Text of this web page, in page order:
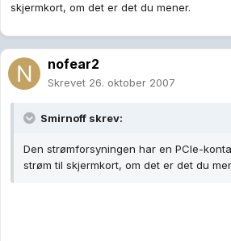
skjermkort, om det er det du mener.
nofear2
Skrevet 26. oktober 2007
Smirnoff skrev:
Den strømforsyningen har en PCIe-
strøm til skjermkort, om det er det du